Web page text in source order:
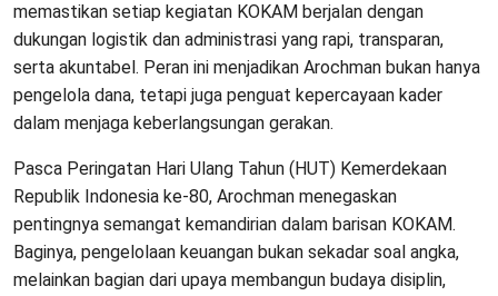
memastikan setiap kegiatan KOKAM berjalan dengan
dukungan logistik dan administrasi yang rapi, transparan,
serta akuntabel. Peran ini menjadikan Arochman bukan hanya
pengelola dana, tetapi juga penguat kepercayaan kader
dalam menjaga keberlangsungan gerakan.
Pasca Peringatan Hari Ulang Tahun (HUT) Kemerdekaan
Republik Indonesia ke-80, Arochman menegaskan
pentingnya semangat kemandirian dalam barisan KOKAM.
Baginya, pengelolaan keuangan bukan sekadar soal angka,
melainkan bagian dari upaya membangun budaya disiplin,